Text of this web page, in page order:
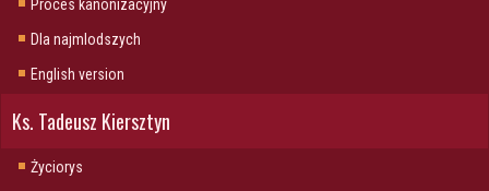
Proces kanonizacyjny
Dla najmlodszych
English version
Ks. Tadeusz Kiersztyn
Życiorys